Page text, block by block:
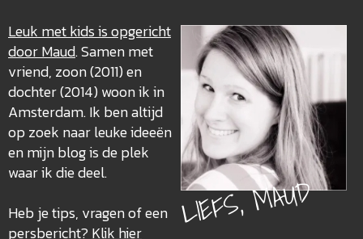
LIEFS, MAUD
Leuk met kids is opgericht
door Maud. Samen met
vriend, zoon (2011) en
dochter (2014) woon ik in
Amsterdam. Ik ben altijd
op zoek naar leuke ideeën
en mijn blog is de plek
waar ik die deel.
Heb je tips, vragen of een
persbericht?Klik hier